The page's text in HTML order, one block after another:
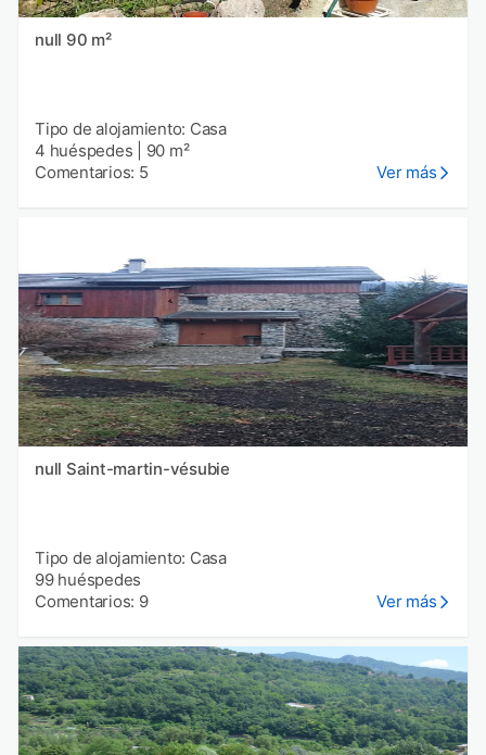
null 90 m²
Tipo de alojamiento: Casa
4 huéspedes
90 m²
Comentarios: 5
Ver más
null Saint-martin-vésubie
Tipo de alojamiento: Casa
99 huéspedes
Comentarios: 9
Ver más